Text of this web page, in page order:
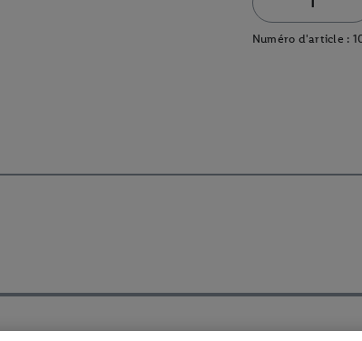
Numéro d'article :